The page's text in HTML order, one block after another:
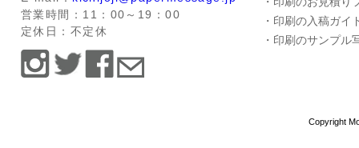
営業時間：11：00～19：00
定休日：不定休
・印刷の入稿ガイ
・印刷のサンプル
Copyright